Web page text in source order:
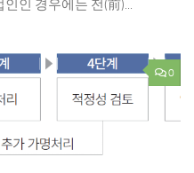
인 경우에는 전(前)...
0